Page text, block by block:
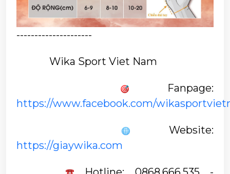
---------------------
Wika Sport Viet Nam
Fanpage:
https://www.facebook.com/
Website:
https://giaywika.com